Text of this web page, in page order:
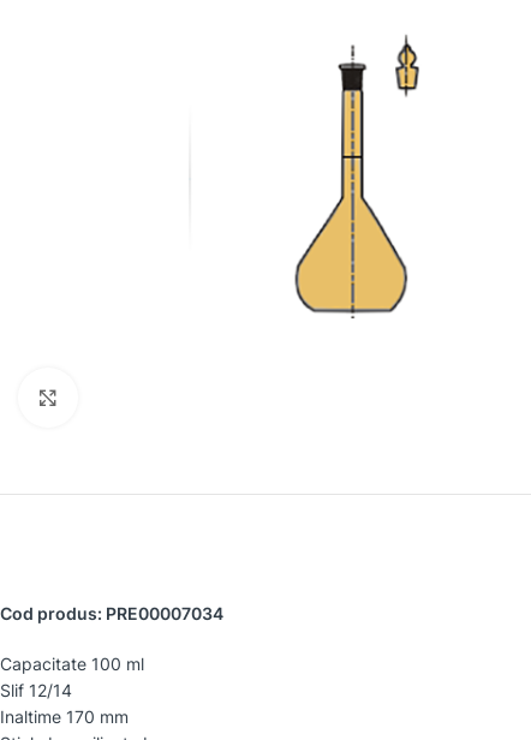
Cod produs: PRE00007034
Capacitate 100 ml
Slif 12/14
Inaltime 170 mm